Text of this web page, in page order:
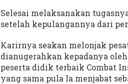
Selesai melaksanakan
setelah kepulangannya dari
Karirnya seakan melonjak
dianugerahkan kepadanya
peserta didik terbaik Combat
yang sama pula Ia menjabat